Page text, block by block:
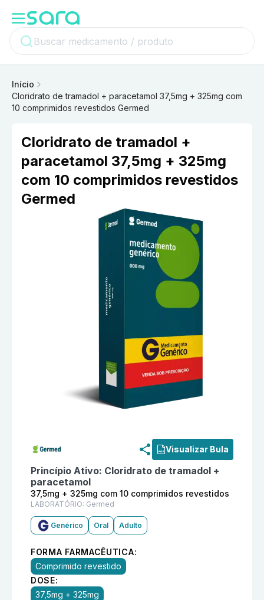
Início
Cloridrato de tramadol + paracetamol 37,5mg + 325mg com
10 comprimidos revestidos Germed
Cloridrato de tramadol +
paracetamol 37,5mg + 325mg
com 10 comprimidos revestidos
Germed
Visualizar Bula
Princípio Ativo: Cloridrato de tramadol +
paracetamol
37,5mg + 325mg com 10 comprimidos revestidos
LABORATÓRIO: Germed
Genérico Oral Adulto
FORMA FARMACÊUTICA:
Comprimido revestido
DOSE:
37,5mg + 325mg